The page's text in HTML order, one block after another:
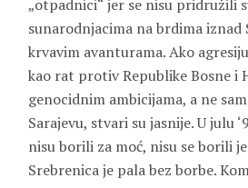
„otpadnici“ jer se nisu pridružili
sunarodnjacima na brdima iznad
krvavim avanturama. Ako
kao rat protiv Republike Bosne i
genocidnim ambicijama, a ne
Sarajevu, stvari su jasnije. U julu
nisu borili za moć, nisu se borili
Srebrenica je pala bez borbe.